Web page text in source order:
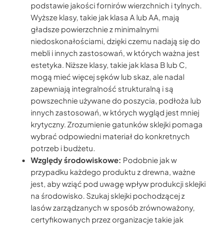
podstawie jakości fornirów wierzchnich i tylnych.
Wyższe klasy, takie jak klasa A lub AA, mają
gładsze powierzchnie z minimalnymi
niedoskonałościami, dzięki czemu nadają się do
mebli i innych zastosowań, w których ważna jest
estetyka. Niższe klasy, takie jak klasa B lub C,
mogą mieć więcej sęków lub skaz, ale nadal
zapewniają integralność strukturalną i są
powszechnie używane do poszycia, podłoża lub
innych zastosowań, w których wygląd jest mniej
krytyczny. Zrozumienie gatunków sklejki pomaga
wybrać odpowiedni materiał do konkretnych
potrzeb i budżetu.
Względy środowiskowe: Podobnie jak w
przypadku każdego produktu z drewna, ważne
jest, aby wziąć pod uwagę wpływ produkcji sklejki
na środowisko. Szukaj sklejki pochodzącej z
lasów zarządzanych w sposób zrównoważony,
certyfikowanych przez organizacje takie jak